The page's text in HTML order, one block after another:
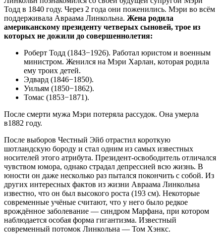
Тодд в 1840 году. Через 2 года они поженились. Мэри во всём
поддерживала Авраама Линкольна. Жена родила
американскому президенту четверых сыновей, трое из
которых не дожили до совершеннолетия:
Роберт Тодд (1843−1926). Работал юристом и военным
министром. Женился на Мэри Харлан, которая родила
ему троих детей.
Эдвард (1846−1850).
Уильям (1850−1862).
Томас (1853−1871).
После смерти мужа Мэри потеряла рассудок. Она умерла
в1882 году.
После выборов Честный Эйб отрастил короткую
шотландскую бороду и стал одним из самых известных
носителей этого атрибута. Президент-освободитель отличался
чувством юмора, однако страдал депрессией всю жизнь. В
юности он даже несколько раз пытался покончить с собой. Из
других интересных фактов из жизни Авраама Линкольна
известно, что он был высокого роста (193 см). Некоторые
современные учёные считают, что у него было редкое
врождённое заболевание — синдром Марфана, при котором
наблюдается особая форма гигантизма. Известный
современный потомок Линкольна — Том Хэнкс.